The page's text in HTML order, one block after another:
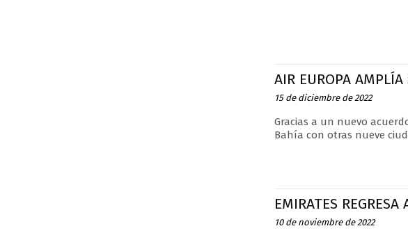
AIR EUROPA
15 de diciembre de 2022
Gracias a un nuevo
Bahía con otras nueve
EMIRATES
10 de noviembre de 2022